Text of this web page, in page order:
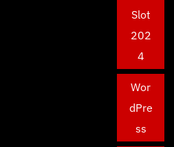
Slot
202
4
Wor
dPre
ss